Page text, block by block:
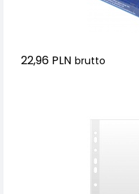
22,96 PLN brutto